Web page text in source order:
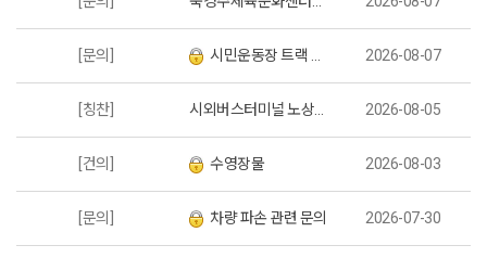
[문의] 시민운동장 트랙 개방 여부 2026-08-07
[칭찬] 2026-08-05
[건의] 수영장물 2026-08-03
[문의] 차량 파손 관련 문의 2026-07-30